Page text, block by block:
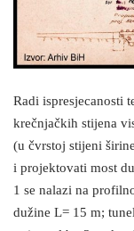
Radi ispresjecanosti
krečnjačkih stijena
(u čvrstoj stijeni
i projektovati most
1 se nalazi na
dužine L= 15 m;